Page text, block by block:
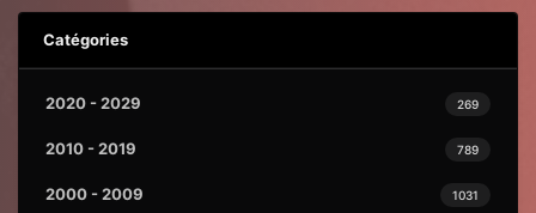
Catégories
269
2020 - 2029
789
2010 - 2019
1031
2000 - 2009